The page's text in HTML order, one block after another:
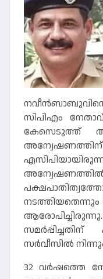
സിപിഎം നേതാവ്
കേസെടുത്ത്
അന്വേഷണത്തിന്
സര്‍വീസില്‍ നിന്നും
32 വർഷത്തെ